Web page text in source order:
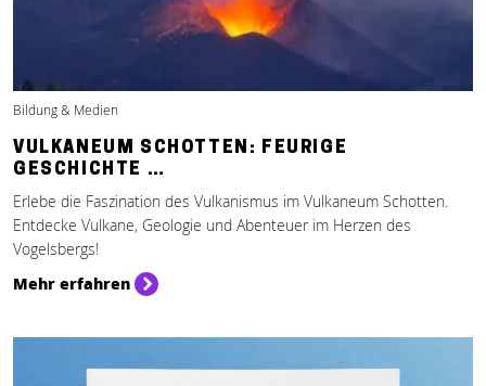
Bildung & Medien
VULKANEUM SCHOTTEN: FEURIGE
GESCHICHTE …
Erlebe die Faszination des Vulkanismus im Vulkaneum Schotten.
Entdecke Vulkane, Geologie und Abenteuer im Herzen des
Vogelsbergs!
Mehr erfahren